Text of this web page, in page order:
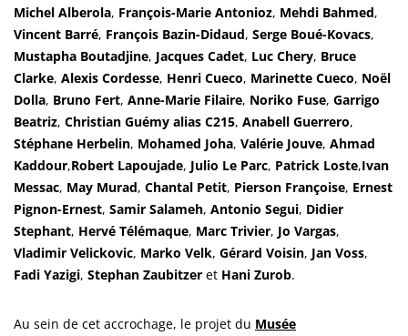
Michel Alberola, François-Marie Antonioz, Mehdi Bahmed,
Vincent Barré, François Bazin-Didaud, Serge Boué-Kovacs,
Mustapha Boutadjine, Jacques Cadet, Luc Chery, Bruce
Clarke, Alexis Cordesse, Henri Cueco, Marinette Cueco, Noël
Dolla, Bruno Fert, Anne-Marie Filaire, Noriko Fuse, Garrigo
Beatriz, Christian Guémy alias C215, Anabell Guerrero,
Stéphane Herbelin, Mohamed Joha, Valérie Jouve, Ahmad
Kaddour,Robert Lapoujade, Julio Le Parc, Patrick Loste,Ivan
Messac, May Murad, Chantal Petit, Pierson Françoise, Ernest
Pignon-Ernest, Samir Salameh, Antonio Segui, Didier
Stephant, Hervé Télémaque, Marc Trivier, Jo Vargas,
Vladimir Velickovic, Marko Velk, Gérard Voisin, Jan Voss,
Fadi Yazigi, Stephan Zaubitzer et Hani Zurob.
Au sein de cet accrochage, le projet du Musée